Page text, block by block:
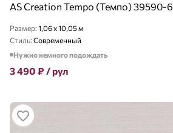
AS Creation Tempo (Темпо) 39590-6
Размер: 1,06 x 10,05 м
Стиль: Современный
Нужно немного подождать
3 490 ₽ / рул